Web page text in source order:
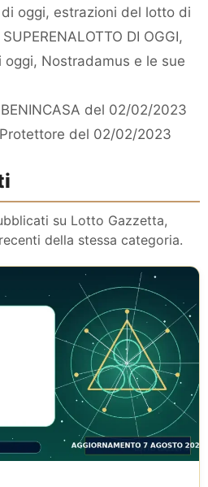
oggi, estrazioni del lotto di
DI OGGI,
oggi, Nostradamus e le sue
del 02/02/2023
del 02/02/2023
su Lotto Gazzetta,
della stessa categoria.